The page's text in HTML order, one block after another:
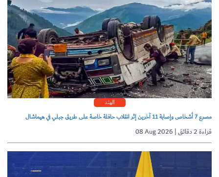
الهند
مصرع 7 أشخاص وإصابة 11 آخرين إثر انقلاب حافلة خاصة على طريق جبلي في هيماشال
08 Aug 2026 | قراءة 2 دقائق